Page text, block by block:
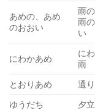
あめの、あめ
のおおい
雨の
雨
い
にわかあめ
に
雨
とおりあめ 通
ゆうだち 夕立